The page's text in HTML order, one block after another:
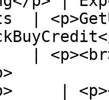
|
|
p>     |